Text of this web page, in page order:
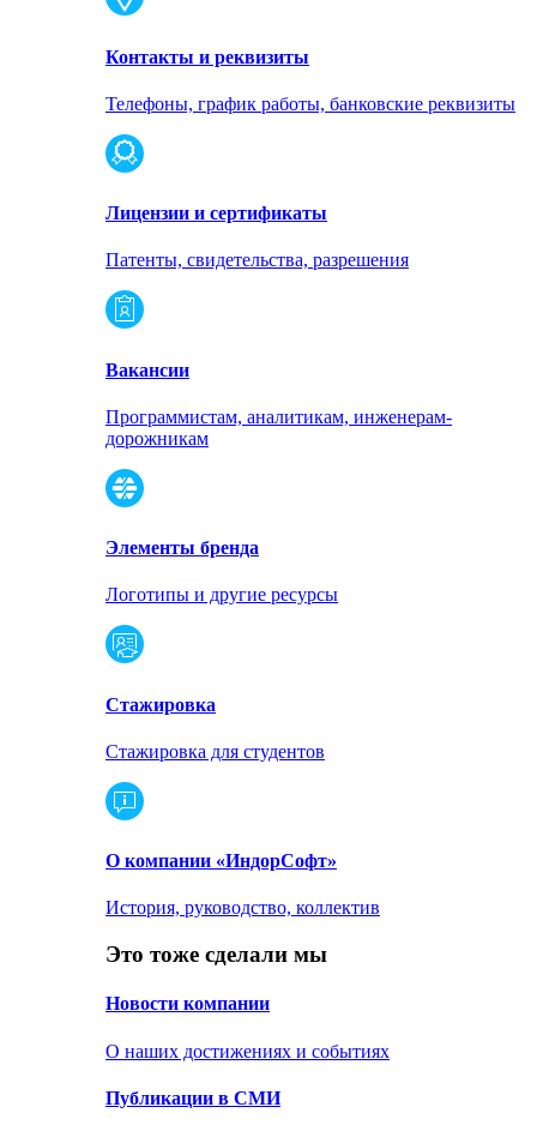
Контакты и реквизиты
Телефоны, график работы, банковские реквизиты
Лицензии и сертификаты
Патенты, свидетельства, разрешения
Вакансии
Программистам, аналитикам, инженерам-
дорожникам
Элементы бренда
Логотипы и другие ресурсы
Стажировка
Стажировка для студентов
О компании «ИндорСофт»
История, руководство, коллектив
Это тоже сделали мы
Новости компании
О наших достижениях и событиях
Публикации в СМИ